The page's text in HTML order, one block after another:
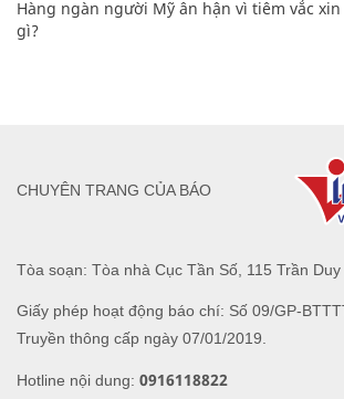
Hàng ngàn người Mỹ ân hận vì tiêm vắc xin
gì?
Tòa soạn: Tòa nhà Cục Tần Số, 115 Trần
Giấy phép hoạt động báo chí: Số 09/GP-
Truyền thông cấp ngày 07/01/2019.
Hotline nội dung: 0916118822
CHUYÊN TRANG CỦA BÁO